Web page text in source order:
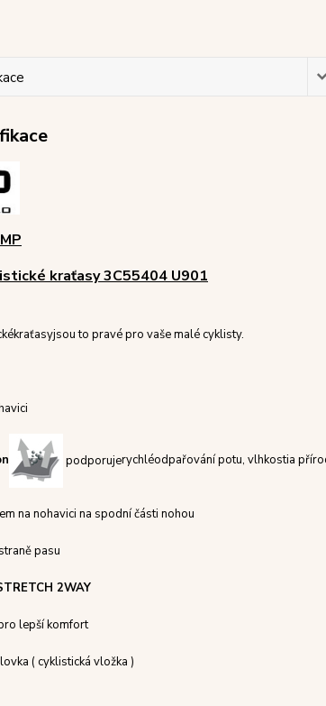
kraťasy 3C55404 U901
kraťasyjsou to pravé pro vaše malé cyklisty.
podporujerychléodpařování potu, vlhkostia
na nohavici na spodní části nohou
pasu
2WAY
lepší komfort
( cyklistická vložka )